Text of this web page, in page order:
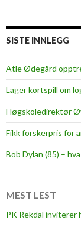
SISTE INNLEGG
Atle Ødegård
Lager kortspill om
Høgskoledirektør
Fikk forskerpris for
Bob Dylan (85) –
MEST LEST
PK Rekdal